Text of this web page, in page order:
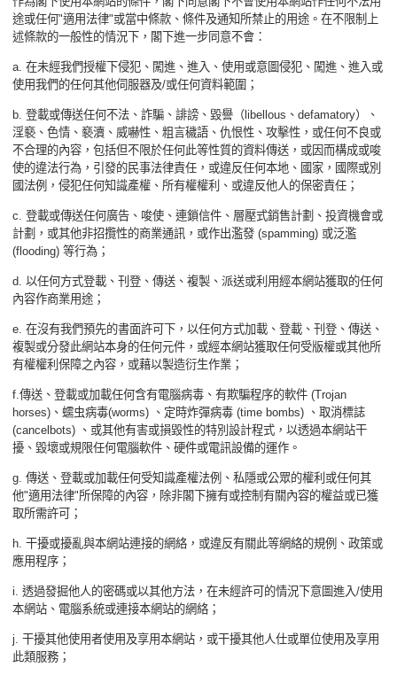
途或任何"適用法律"或當中條款、條件及通知所禁止的用途。在不限制上
述條款的一般性的情況下，閣下進一步同意不會：
a. 在未經我們授權下侵犯、闖進、進入、使用或意圖侵犯、闖進、進入或
使用我們的任何其他伺服器及/或任何資料範圍；
b. 登載或傳送任何不法、詐騙、誹謗、毀譽（ libellous 、 defamatory）、
淫褻、色情、褻瀆、威嚇性、粗言穢語、仇恨性、攻擊性，或任何不良或
不合理的內容，包括但不限於任何此等性質的資料傳送，或因而構成或唆
使的違法行為，引發的民事法律責任，或違反任何本地、國家，國際或別
國法例，侵犯任何知識產權、所有權權利、或違反他人的保密責任；
c. 登載或傳送任何廣告、唆使、連鎖信件、層壓式銷售計劃、投資機會或
計劃，或其他非招攬性的商業通訊，或作出濫發 (spamming) 或泛濫
(flooding) 等行為；
d. 以任何方式登載、刊登、傳送、複製、派送或利用經本網站獲取的任何
內容作商業用途；
e. 在沒有我們預先的書面許可下，以任何方式加載、登載、刊登、傳送、
複製或分發此網站本身的任何元件，或經本網站獲取任何受版權或其他所
有權權利保障之內容，或藉以製造衍生作業；
f.傳送、登載或加載任何含有電腦病毒、有欺騙程序的軟件 (Trojan
horses) 、蠕虫病毒(worms) 、定時炸彈病毒 (time bombs) 、取消標誌
(cancelbots) 、或其他有害或損毀性的特別設計程式，以透過本網站干
擾、毀壞或規限任何電腦軟件、硬件或電訊設備的運作。
g. 傳送、登載或加載任何受知識產權法例、私隱或公眾的權利或任何其
他"適用法律"所保障的內容，除非閣下擁有或控制有關內容的權益或已獲
取所需許可；
h. 干擾或擾亂與本網站連接的網絡，或違反有關此等網絡的規例、政策或
應用程序；
i. 透過發掘他人的密碼或以其他方法，在未經許可的情況下意圖進入/使用
本網站、電腦系統或連接本網站的網絡；
j. 干擾其他使用者使用及享用本網站，或干擾其他人仕或單位使用及享用
此類服務；